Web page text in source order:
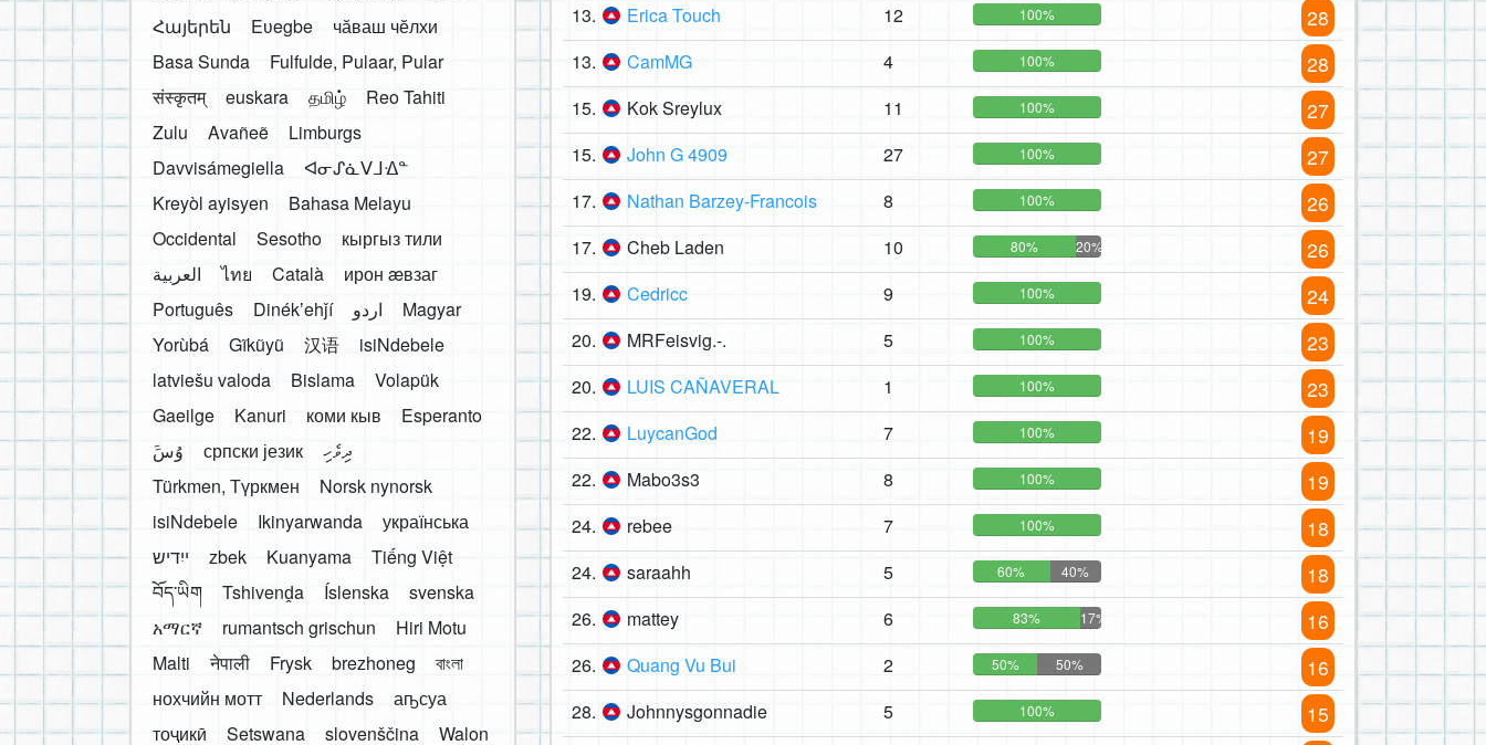
13. Erica Touch 12 100% 28
13. CamMG 4 100% 28
15. Kok Sreylux 11 100% 27
15. John G 4909 27 100% 27
17. Nathan Barzey-Francois 8 100% 26
17. Cheb Laden 10 80% 20% 26
19. Cedricc 9 100% 24
20. MRFeisvig.-. 5 100% 23
20. LUIS CAÑAVERAL 1 100% 23
22. LuycanGod 7 100% 19
22. Mabo3s3 8 100% 19
24. rebee 7 100% 18
24. saraahh 5 60% 40% 18
26. mattey 6 83% 17% 16
26. Quang Vu Bui 2 50% 50% 16
28. Johnnysgonnadie 5 100% 15
Հայերեն
Eʋegbe
чӑваш чӗлхи
Basa Sunda
Fulfulde, Pulaar, Pular
संस्कृतम्
euskara தமிழ்
Reo Tahiti
Zulu
Avañeẽ
Limburgs
Davvisámegiella
ᐊᓂᔑᓈᐯᒧᐎᓐ
Kreyòl ayisyen
Bahasa Melayu
Occidental
Sesotho
кыргыз тили
العربية
ไทย Català
ирон æвзаг
Português
Dinékʼehǰí اردو
Magyar
Yorùbá
Gĩkũyũ 汉语
isiNdebele
latviešu valoda
Bislama
Volapük
Gaeilge
Kanuri коми кыв
Esperanto
َوُسَ
српски језик
ދިވެހި
Türkmen, Түркмен
Norsk nynorsk
isiNdebele
Ikinyarwanda
українська
ייִדיש
zbek Kuanyama
Tiếng Việt
བོད་ཡིག
Tshivenḓa Íslenska
svenska
አማርኛ
rumantsch grischun
Hiri Motu
Malti
नेपाली Frysk brezhoneg
বাংলা
нохчийн мотт
Nederlands
аҧсуа
тоҷикӣ
Setswana slovenščina
Walon